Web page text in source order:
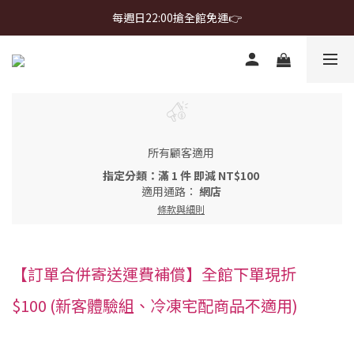
首購免運 $499 起 ＋ 加 LINE 領 $300 折價券 ➤
每週日22:00搶全館免運👉
首購免運 $499 起 ＋ 加 LINE 領 $300 折價券 ➤
所有顧客適用
指定分類：滿 1 件 即減 NT$100
適用通路： 網店
條款與細則
【訂單合併寄送運費補償】全館下單現折
$100 (新客體驗組、冷凍宅配商品不適用)